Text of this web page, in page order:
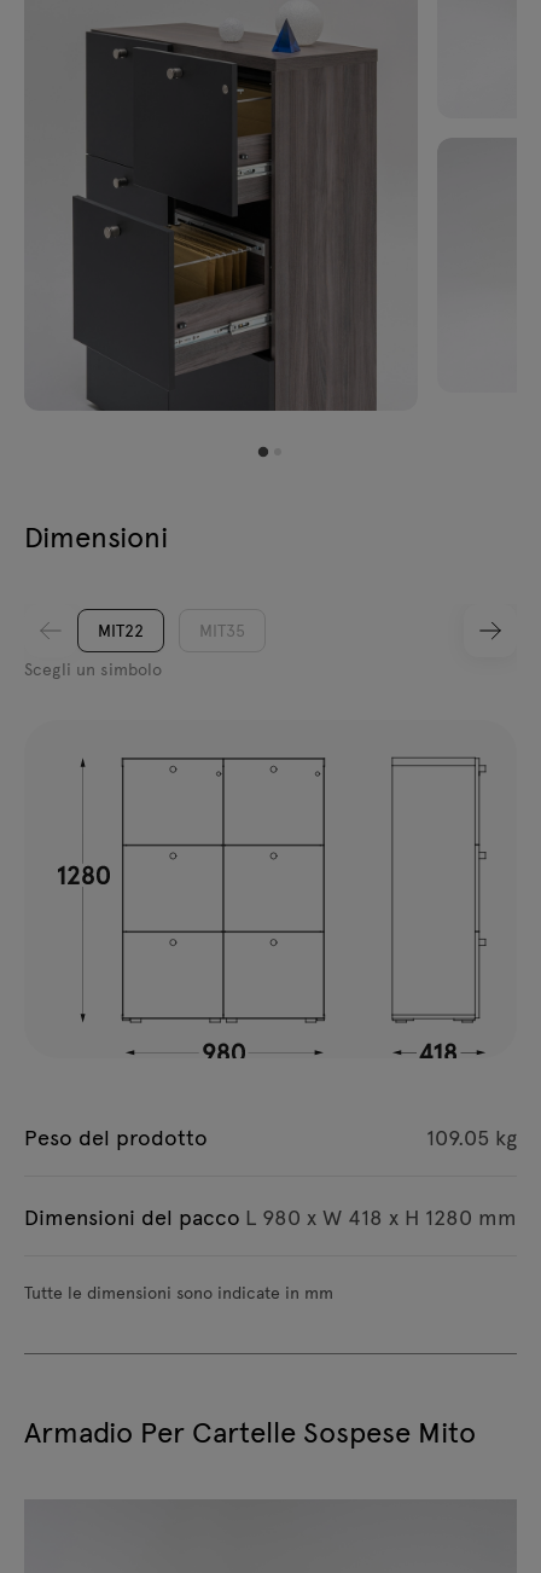
Dimensioni
MIT22
MIT35
Scegli un simbolo
Peso del prodotto 109.05 kg
Dimensioni del pacco L 980 x W 418 x H 1280 mm
Tutte le dimensioni sono indicate in mm
Armadio Per Cartelle Sospese Mito